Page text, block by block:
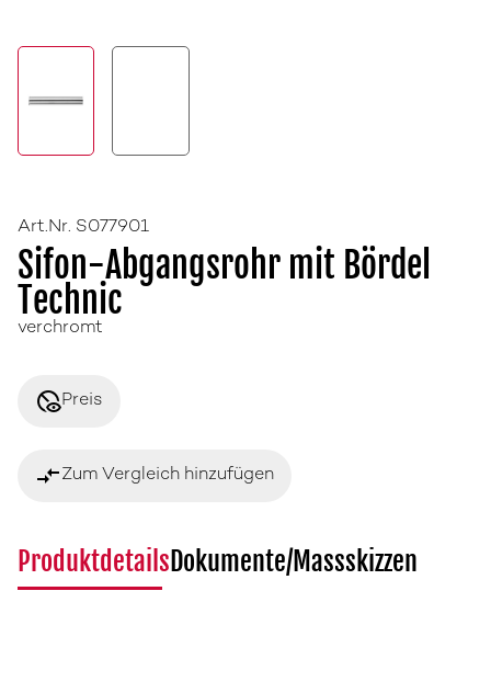
Art.Nr. S077901
Sifon-Abgangsrohr mit Bördel
Technic
verchromt
disabled_visiblePreis
compare_arrowsZum Vergleich hinzufügen
ProduktdetailsDokumente/Massskizzen